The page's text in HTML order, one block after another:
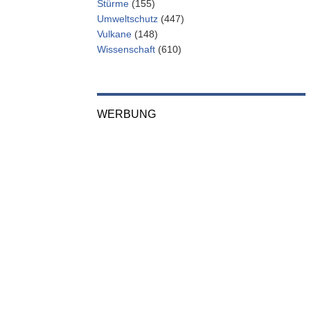
Stürme (155)
Umweltschutz (447)
Vulkane (148)
Wissenschaft (610)
WERBUNG